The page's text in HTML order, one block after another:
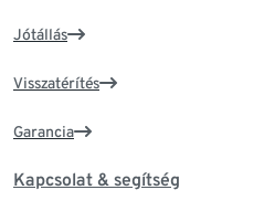
Jótállás
Visszatérítés
Garancia
Kapcsolat & segítség